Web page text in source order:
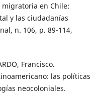
en Chile:
y las ciudadanías
n. 106, p. 89-114,
Francisco.
las políticas
neocoloniales.